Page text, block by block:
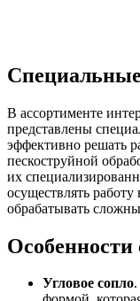
В ассортименте
представлены
эффективно решать
пескоструйной
их
осуществлять
обрабатывать
Угловое сопло